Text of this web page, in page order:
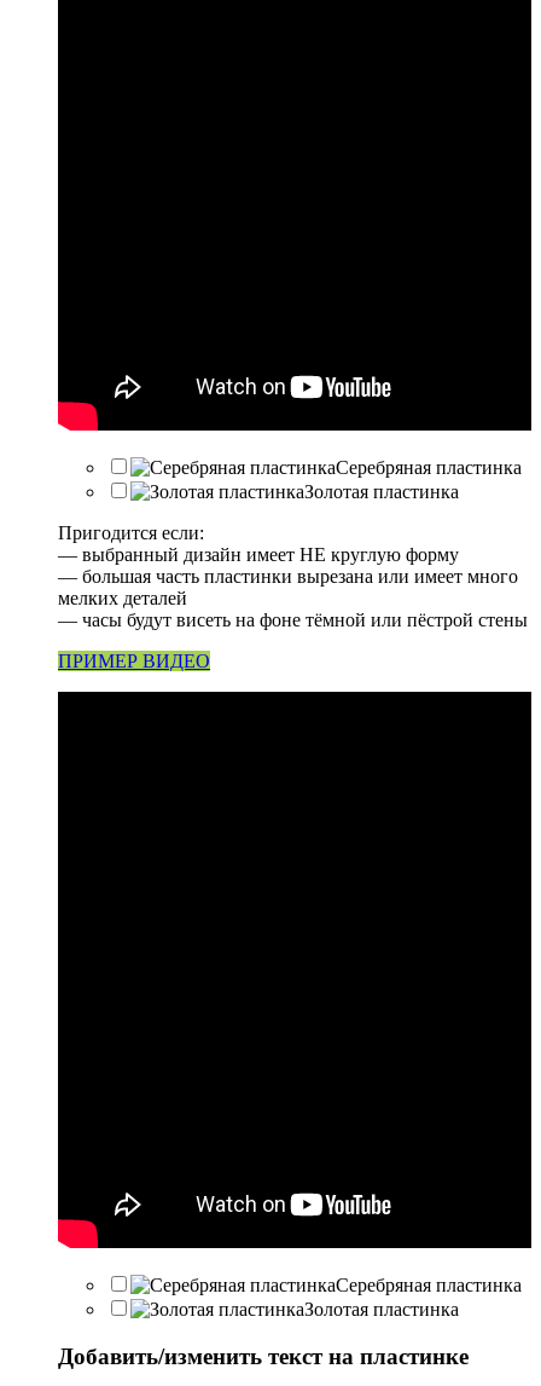
Серебряная пластинка
Золотая пластинка
Пригодится если:
— выбранный дизайн имеет НЕ круглую форму
— большая часть пластинки вырезана или имеет много
мелких деталей
— часы будут висеть на фоне тёмной или пёстрой стены
ПРИМЕР ВИДЕО
Серебряная пластинка
Золотая пластинка
Добавить/изменить текст на пластинке